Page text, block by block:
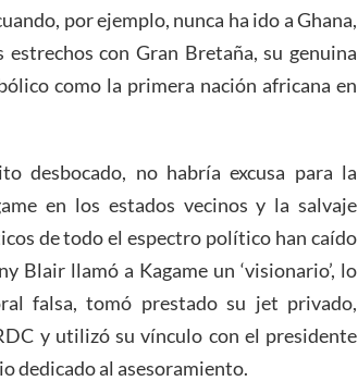
por ejemplo, nunca ha ido a Ghana,
estrechos con Gran Bretaña, su genuina
como la primera nación africana en
desbocado, no habría excusa para la
en los estados vecinos y la salvaje
de todo el espectro político han caído
Blair llamó a Kagame un ‘visionario’, lo
falsa, tomó prestado su jet privado,
y utilizó su vínculo con el presidente
dedicado al asesoramiento.